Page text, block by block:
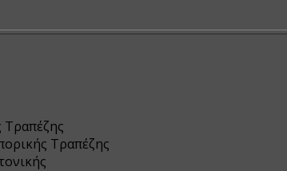
Τραπέζης
Τραπέζης